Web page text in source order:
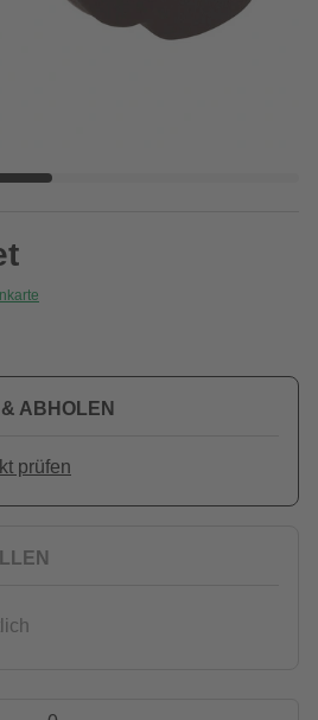
ABHOLEN
prüfen